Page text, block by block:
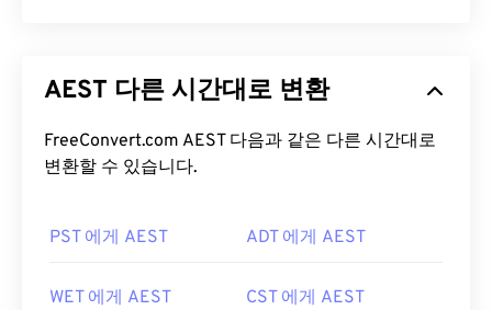
AEST 다른 시간대로 변환
FreeConvert.com AEST 다음과 같은 다른 시간대로
변환할 수 있습니다.
PST 에게 AEST ADT 에게 AEST
WET 에게 AEST CST 에게 AEST